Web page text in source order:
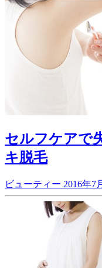
セルフケアで
キ脱毛
ビューティー 2016年7